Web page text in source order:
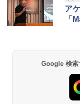
ア
「
Google 検索